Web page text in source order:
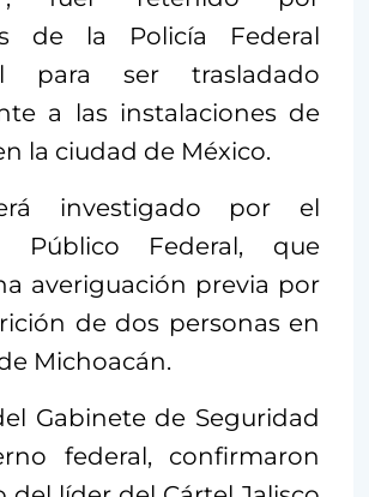
de la Policía Federal
para ser trasladado
a las instalaciones de
la ciudad de México.
investigado por el
Público Federal, que
averiguación previa por
de dos personas en
Michoacán.
Gabinete de Seguridad
federal, confirmaron